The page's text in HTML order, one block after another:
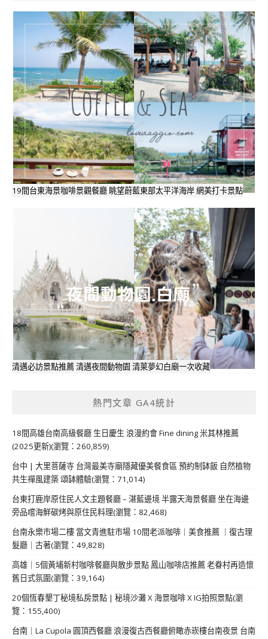
19間台東海景咖啡景觀餐廳 眺望蔚藍東部太平洋海岸 網美打卡景點
清邁必訪景點推薦 清邁夜間動物園 清萊夢幻白廟一次收藏
熱門文章 GA4統計
18間高雄台南高級餐廳 生日慶生 浪漫約會 Fine dining 米其林推薦
(2025更新)(瀏覽：260,859)
台中 | 大里菩薩寺 台灣最美寺廟隱藏優美餐食區 預約制缽飯 自然植物
共生禪風建築 頌缽體驗(瀏覽：71,014)
台東打鹿岸原住民人文主題餐廳 – 湛藍邊境 半露天海景餐廳 坐在海邊
旁品嚐海鮮碳烤與原住民料理(瀏覽：82,468)
台南永樂市場二樓 當文青進駐市場 10間老派咖啡｜美食推薦 ｜復古理
髮廳｜古著(瀏覽：49,828)
高雄｜5個黃埔新村咖啡餐廳與散步景點 鳳山咖啡店推薦 老眷村再造懷
舊日式氛圍(瀏覽：39,164)
20個恆春墾丁秘境私房景點 | 秘境沙灘 X 海景咖啡 X IG拍照景點(瀏
覽：155,400)
台南｜La Cupola 圓頂西餐廳 浪漫復古西餐廳俯瞰赤崁樓台南夜景 台南